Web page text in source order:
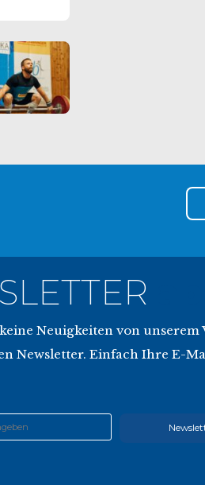
keine Neuigkeiten von
Newsletter. Einfach Ihre E-